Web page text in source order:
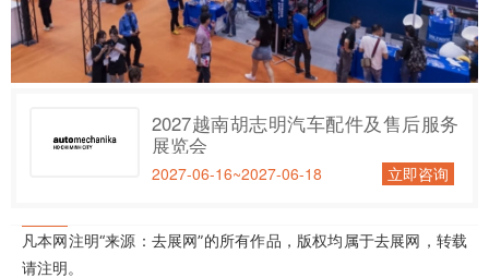
2027越南胡志明汽车配件及售后服务
展览会
2027-06-16~2027-06-18 立即咨询
凡本网注明“来源：去展网”的所有作品，版权均属于去展网，转载
请注明。